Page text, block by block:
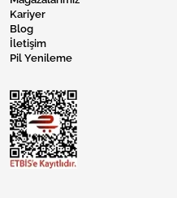
Kariyer
Blog
İletişim
Pil Yenileme